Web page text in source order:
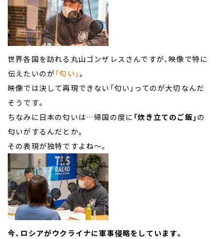
世界各国を訪れる丸山ゴンザレスさんですが、映像で特に
伝えたいのが「匂い」。
映像では決して再現できない「匂い」ってのが大切なんだ
そうです。
ちなみに日本の匂いは…帰国の度に 「炊き立てのご飯」の
匂いがするんだとか。
その表現が独特ですよね～。
今、ロシアがウクライナに軍事侵略をしています。